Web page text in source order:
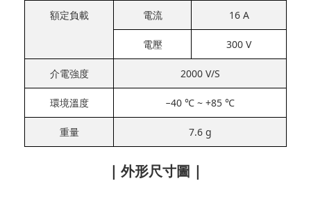
額定負載 電流 16 A
電壓 300 V
介電強度 2000 V/S
環境溫度 −40 ℃ ~ +85 ℃
重量 7.6 g
| 外形尺寸圖 |